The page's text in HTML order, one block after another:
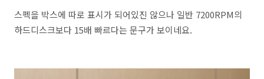
스펙을 박스에 따로 표시가 되어있진 않으나 일반 7200RPM의
하드디스크보다 15배 빠르다는 문구가 보이네요.